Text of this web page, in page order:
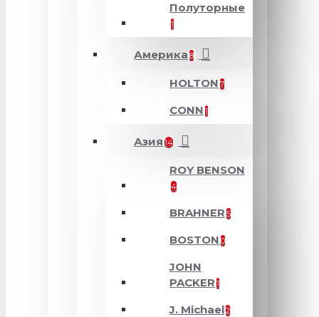
Полуторные
1
Америка 8
HOLTON 7
CONN 1
Азия 14
ROY BENSON
4
BRAHNER 5
BOSTON 0
JOHN
PACKER 1
J. Michael2